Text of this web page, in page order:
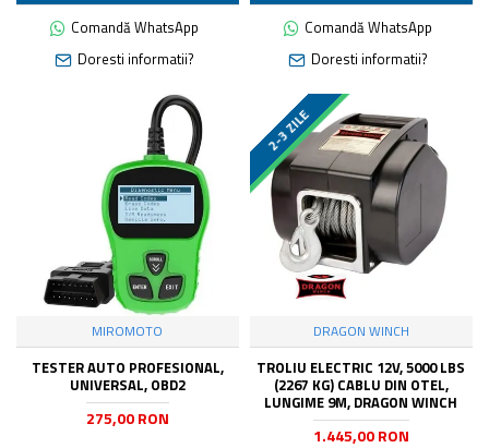
Comandă WhatsApp
Doresti informatii?
Comandă WhatsApp
Doresti informatii?
MIROMOTO
TESTER AUTO PROFESIONAL,
UNIVERSAL, OBD2
275,00 RON
LIVRARE GRATUITA
2-3 ZILE
DRAGON WINCH
TROLIU ELECTRIC 12V, 5000 LBS
(2267 KG) CABLU DIN OTEL,
LUNGIME 9M, DRAGON WINCH
1.445,00 RON